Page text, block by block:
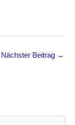
Nächster Beitrag →